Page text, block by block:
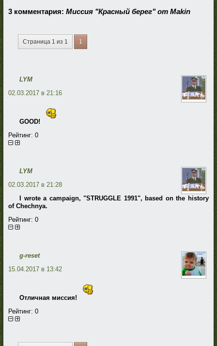
3 комментария: Миссия "Красный берег" от Makin
Страница 1 из 1 1
LYM
02.03.2017 в 21:16
GOOD!
Рейтинг: 0
LYM
02.03.2017 в 21:28
I wrote a campaign, "STRUGGLE 1991", based on the history
of Chechnya.
Рейтинг: 0
g-reset
15.04.2017 в 13:42
Отличная миссия!
Рейтинг: 0